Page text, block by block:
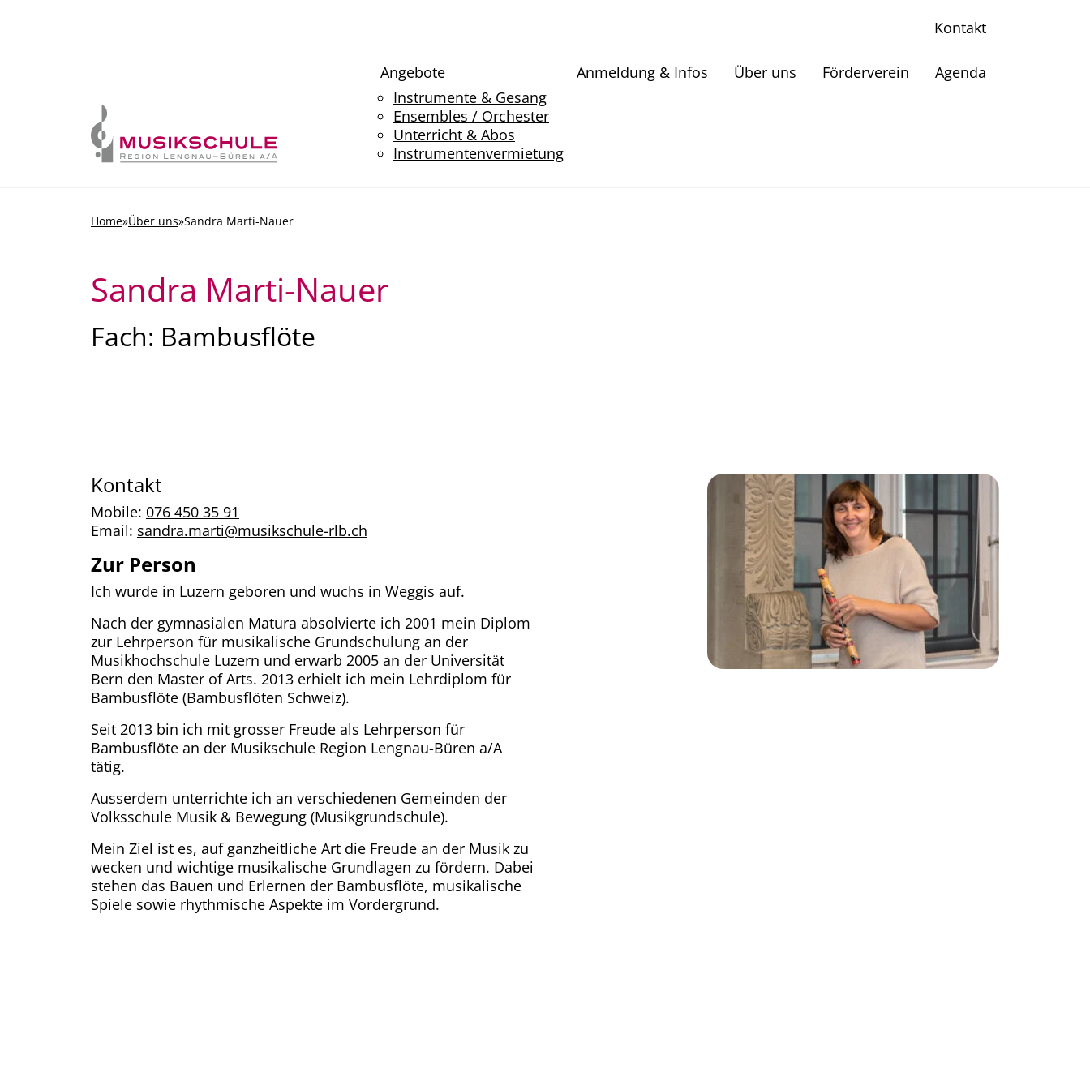
Angebote
Instrumente & Gesang
Ensembles / Orchester
Unterricht & Abos
Instrumentenvermietung
Anmeldung & Infos Über uns Förderverein Agenda
Kontakt
Home»Über uns»Sandra Marti-Nauer
Sandra Marti-Nauer
Fach: Bambusflöte
Kontakt
Mobile: 076 450 35 91
Email: sandra.marti@musikschule-rlb.ch
Zur Person
Ich wurde in Luzern geboren und wuchs in Weggis auf.
Nach der gymnasialen Matura absolvierte ich 2001 mein Diplom
zur Lehrperson für musikalische Grundschulung an der
Musikhochschule Luzern und erwarb 2005 an der Universität
Bern den Master of Arts. 2013 erhielt ich mein Lehrdiplom für
Bambusflöte (Bambusflöten Schweiz).
Seit 2013 bin ich mit grosser Freude als Lehrperson für
Bambusflöte an der Musikschule Region Lengnau-Büren a/A
tätig.
Ausserdem unterrichte ich an verschiedenen Gemeinden der
Volksschule Musik & Bewegung (Musikgrundschule).
Mein Ziel ist es, auf ganzheitliche Art die Freude an der Musik zu
wecken und wichtige musikalische Grundlagen zu fördern. Dabei
stehen das Bauen und Erlernen der Bambusflöte, musikalische
Spiele sowie rhythmische Aspekte im Vordergrund.